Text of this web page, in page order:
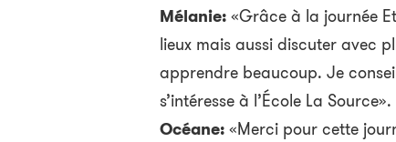
Mélanie:«Grâce à la journée
lieux mais aussi discuter avec
apprendre beaucoup. Je
s’intéresse à l’École La Source».
Océane:«Merci pour cette